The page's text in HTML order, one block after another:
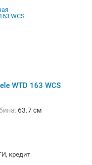
WTD 163 WCS
63.7 см
отжима, Звуковой
кредит